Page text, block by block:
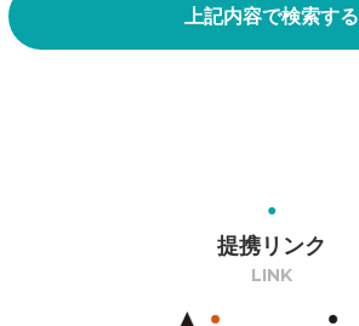
上記内容で検索する
提携リンク
LINK